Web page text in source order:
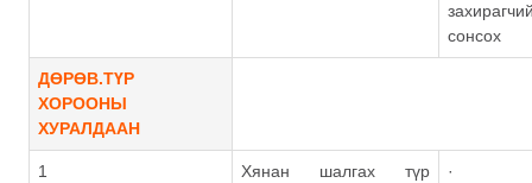
сонсох
ДӨРӨВ.ТҮР
ХОРООНЫ
ХУРАЛДААН
1
Хянан шалгах түр
· Түр